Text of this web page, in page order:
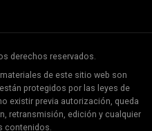
derechos reservados.
de este sitio web son
protegidos por las leyes de
existir previa autorización, queda
retransmisión, edición y cualquier
contenidos.